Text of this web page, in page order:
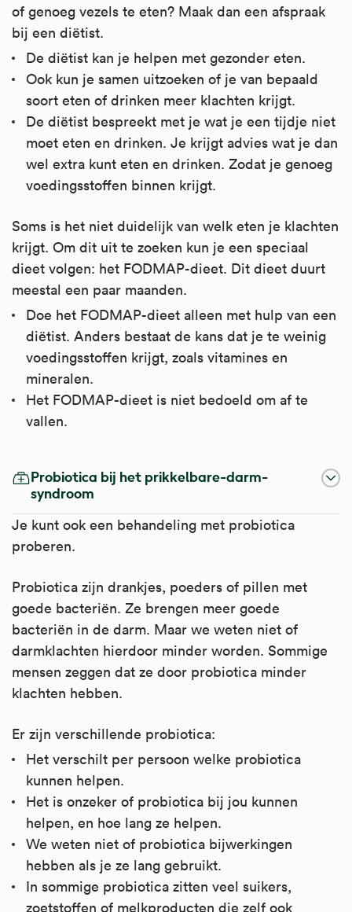
of genoeg vezels te eten? Maak dan een afspraak
bij een diëtist.
De diëtist kan je helpen met gezonder eten.
Ook kun je samen uitzoeken of je van bepaald
soort eten of drinken meer klachten krijgt.
De diëtist bespreekt met je wat je een tijdje niet
moet eten en drinken. Je krijgt advies wat je dan
wel extra kunt eten en drinken. Zodat je genoeg
voedingsstoffen binnen krijgt.
Soms is het niet duidelijk van welk eten je klachten
krijgt. Om dit uit te zoeken kun je een speciaal
dieet volgen: het FODMAP-dieet. Dit dieet duurt
meestal een paar maanden.
Doe het FODMAP-dieet alleen met hulp van een
diëtist. Anders bestaat de kans dat je te weinig
voedingsstoffen krijgt, zoals vitamines en
mineralen.
Het FODMAP-dieet is niet bedoeld om af te
vallen.
Probiotica bij het prikkelbare-darm-
syndroom
Je kunt ook een behandeling met probiotica
proberen.
Probiotica zijn drankjes, poeders of pillen met
goede bacteriën. Ze brengen meer goede
bacteriën in de darm. Maar we weten niet of
darmklachten hierdoor minder worden. Sommige
mensen zeggen dat ze door probiotica minder
klachten hebben.
Er zijn verschillende probiotica:
Het verschilt per persoon welke probiotica
kunnen helpen.
Het is onzeker of probiotica bij jou kunnen
helpen, en hoe lang ze helpen.
We weten niet of probiotica bijwerkingen
hebben als je ze lang gebruikt.
In sommige probiotica zitten veel suikers,
zoetstoffen of melkproducten die zelf ook